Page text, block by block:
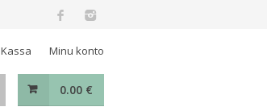
Kassa Minu konto
0.00 €